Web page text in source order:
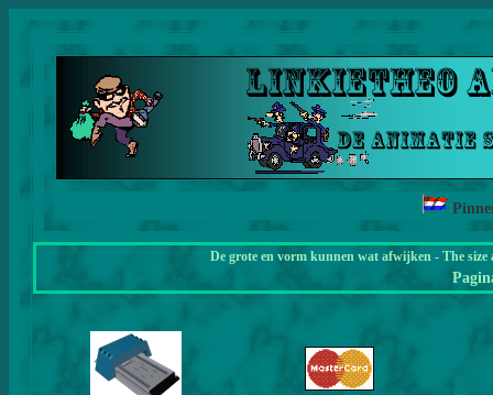
De grote en vorm kunnen wat afwijken - The